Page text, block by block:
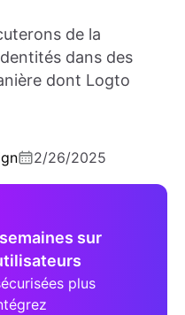
de la
dans des
dont Logto
2/26/2025
sur
plus